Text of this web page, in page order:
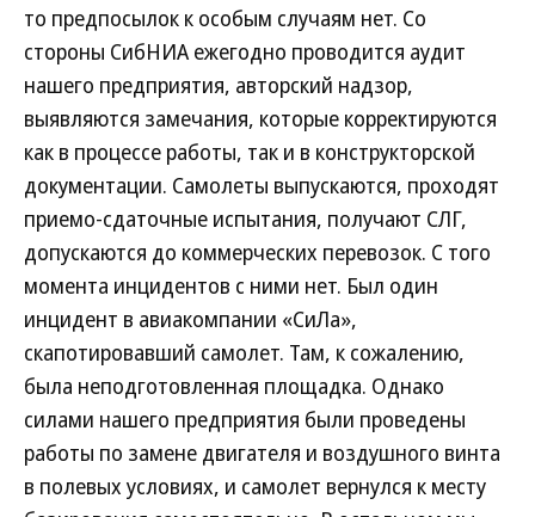
то предпосылок к особым случаям нет. Со
стороны СибНИА ежегодно проводится аудит
нашего предприятия, авторский надзор,
выявляются замечания, которые корректируются
как в процессе работы, так и в конструкторской
документации. Самолеты выпускаются, проходят
приемо-сдаточные испытания, получают СЛГ,
допускаются до коммерческих перевозок. С того
момента инцидентов с ними нет. Был один
инцидент в авиакомпании «СиЛа»,
скапотировавший самолет. Там, к сожалению,
была неподготовленная площадка. Однако
силами нашего предприятия были проведены
работы по замене двигателя и воздушного винта
в полевых условиях, и самолет вернулся к месту